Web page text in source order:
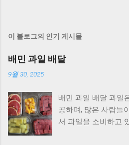
이 블로그의 인기 게시물
배민 과일 배달
9월 30, 2025
배민 과일 배달 과일
공하며, 많은 사람들
서 과일을 소비하고